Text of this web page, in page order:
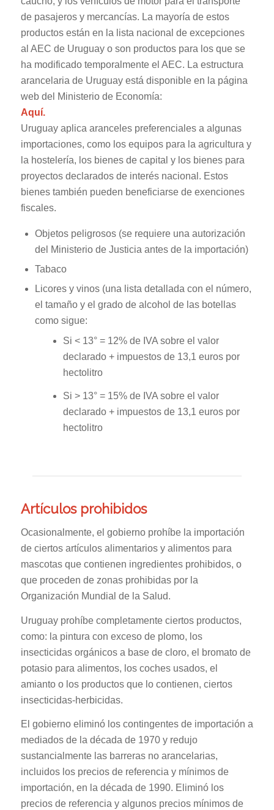
de pasajeros y mercancías. La mayoría de estos
productos están en la lista nacional de excepciones
al AEC de Uruguay o son productos para los que se
ha modificado temporalmente el AEC. La estructura
arancelaria de Uruguay está disponible en la página
web del Ministerio de Economía:
Aquí.
Uruguay aplica aranceles preferenciales a algunas
importaciones, como los equipos para la agricultura y
la hostelería, los bienes de capital y los bienes para
proyectos declarados de interés nacional. Estos
bienes también pueden beneficiarse de exenciones
fiscales.
Objetos peligrosos (se requiere una autorización
del Ministerio de Justicia antes de la importación)
Tabaco
Licores y vinos (una lista detallada con el número,
el tamaño y el grado de alcohol de las botellas
como sigue:
Si < 13° = 12% de IVA sobre el valor
declarado + impuestos de 13,1 euros por
hectolitro
Si > 13° = 15% de IVA sobre el valor
declarado + impuestos de 13,1 euros por
hectolitro
Artículos prohibidos
Ocasionalmente, el gobierno prohíbe la importación
de ciertos artículos alimentarios y alimentos para
mascotas que contienen ingredientes prohibidos, o
que proceden de zonas prohibidas por la
Organización Mundial de la Salud.
Uruguay prohíbe completamente ciertos productos,
como: la pintura con exceso de plomo, los
insecticidas orgánicos a base de cloro, el bromato de
potasio para alimentos, los coches usados, el
amianto o los productos que lo contienen, ciertos
insecticidas-herbicidas.
El gobierno eliminó los contingentes de importación a
mediados de la década de 1970 y redujo
sustancialmente las barreras no arancelarias,
incluidos los precios de referencia y mínimos de
importación, en la década de 1990. Eliminó los
precios de referencia y algunos precios mínimos de